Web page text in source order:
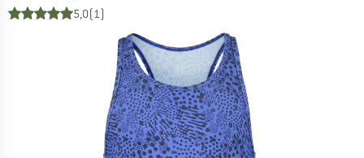
5,0(1)